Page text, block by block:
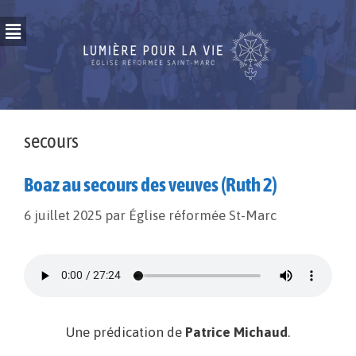
secours
Boaz au secours des veuves (Ruth 2)
6 juillet 2025 par Église réformée St-Marc
Une prédication de Patrice Michaud.